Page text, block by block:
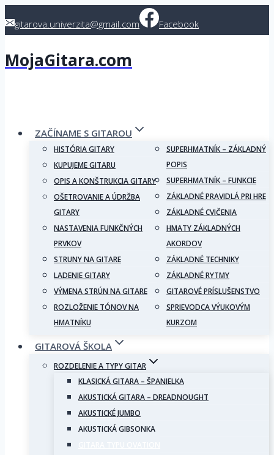
togitarova.univerzita@gmail.com Facebook
MojaGitara.com
ZAČÍNAME S GITAROU
HISTÓRIA GITARY
KUPUJEME GITARU
OPIS A KONŠTRUKCIA GITARY
OŠETROVANIE A ÚDRŽBA
GITARY
NASTAVENIA FUNKČNÝCH
PRVKOV
STRUNY NA GITARE
LADENIE GITARY
VÝMENA STRÚN NA GITARE
ROZLOŽENIE TÓNOV NA
HMATNÍKU
SUPERHMATNÍK – ZÁKLADNÝ
POPIS
SUPERHMATNÍK – FUNKCIE
ZÁKLADNÉ PRAVIDLÁ PRI HRE
ZÁKLADNÉ CVIČENIA
HMATY ZÁKLADNÝCH
AKORDOV
ZÁKLADNÉ TECHNIKY
ZÁKLADNÉ RYTMY
GITAROVÉ PRÍSLUŠENSTVO
SPRIEVODCA VÝUKOVÝM
KURZOM
GITAROVÁ ŠKOLA
ROZDELENIE A TYPY GITAR
KLASICKÁ GITARA – ŠPANIELKA
AKUSTICKÁ GITARA – DREADNOUGHT
AKUSTICKÉ JUMBO
AKUSTICKÁ GIBSONKA